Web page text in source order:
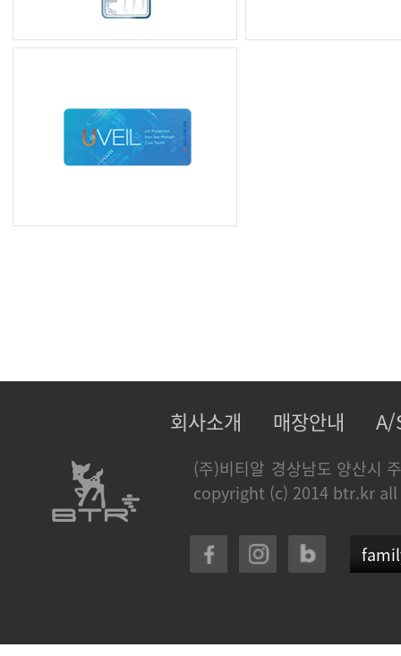
회사소개 매장안내 A/
(주)비티알 경상남도 양산시
copyright (c) 2014 btr.kr